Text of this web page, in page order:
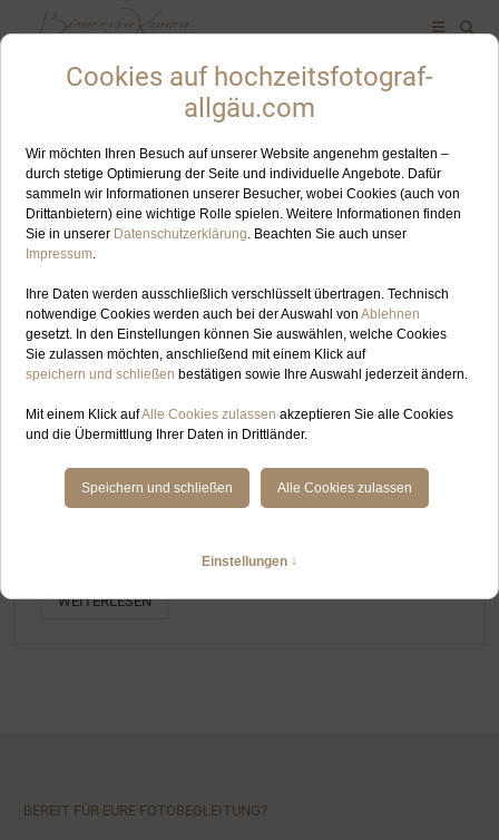
ALLES ZUM SCHLAGWORT: HOCHZEITSFOTOGRAFIN
FELLHORN
OKT
04
WEITERLESEN
BEREIT FÜR EURE FOTOBEGLEITUNG?